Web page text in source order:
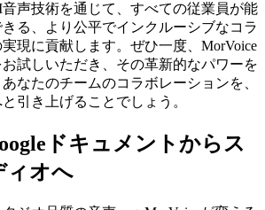
声技術を通じて、すべての従業員が能
る、より公平でインクルーシブなコラ
現に貢献します。ぜひ一度、MorVoice
試しいただき、その革新的なパワーを
なたのチームのコラボレーションを、
引き上げることでしょう。
ドキュメントからス
ィオへ